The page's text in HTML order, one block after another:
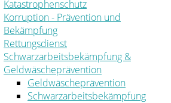
Katastrophenschutz
Korruption - Prävention und
Bekämpfung
Rettungsdienst
Schwarzarbeitsbekämpfung &
Geldwäscheprävention
Geldwäscheprävention
Schwarzarbeitsbekämpfung